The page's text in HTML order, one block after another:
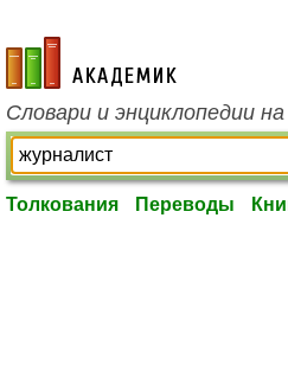
academic.ru
Словари и энциклопедии
Толкования Переводы